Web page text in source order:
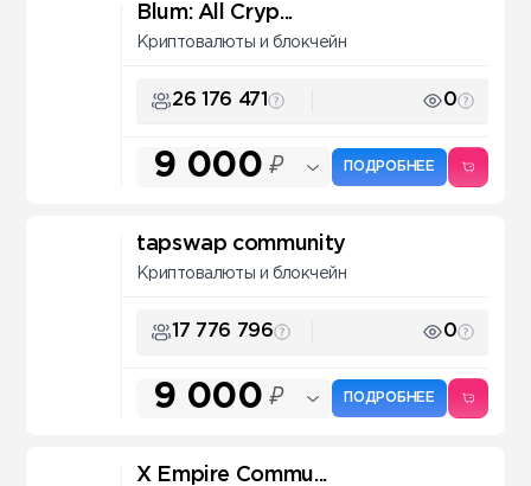
Blum: All Cryp...
Криптовалюты и блокчейн
26 176 471 0
9 000 ₽ ПОДРОБНЕЕ
tapswap community
Криптовалюты и блокчейн
17 776 796 0
9 000 ₽ ПОДРОБНЕЕ
X Empire Commu...